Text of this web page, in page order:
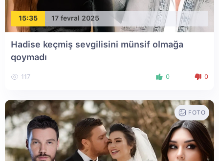
15:35 17 fevral 2025
Hadise keçmiş sevgilisini münsif olmağa
qoymadı
117 0 0
FOTO